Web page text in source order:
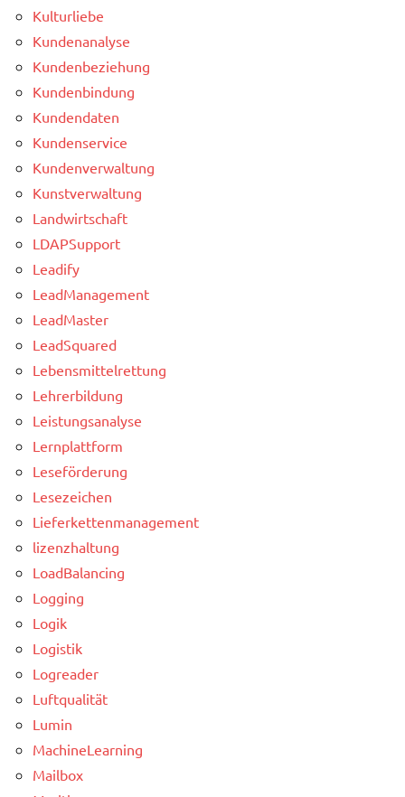
Kulturliebe
Kundenanalyse
Kundenbeziehung
Kundenbindung
Kundendaten
Kundenservice
Kundenverwaltung
Kunstverwaltung
Landwirtschaft
LDAPSupport
Leadify
LeadManagement
LeadMaster
LeadSquared
Lebensmittelrettung
Lehrerbildung
Leistungsanalyse
Lernplattform
Leseförderung
Lesezeichen
Lieferkettenmanagement
lizenzhaltung
LoadBalancing
Logging
Logik
Logistik
Logreader
Luftqualität
Lumin
MachineLearning
Mailbox